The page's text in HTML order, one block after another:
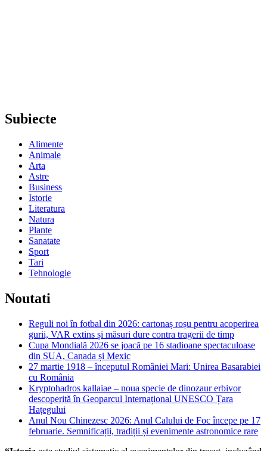
Subiecte
Alimente
Animale
Arta
Astre
Business
Istorie
Literatura
Natura
Plante
Sanatate
Sport
Tari
Tehnologie
Noutati
Reguli noi în fotbal din 2026: cartonaș roșu pentru acoperirea
gurii, VAR extins și măsuri dure contra tragerii de timp
Cupa Mondială 2026 se joacă pe 16 stadioane spectaculoase
din SUA, Canada și Mexic
27 martie 1918 – începutul României Mari: Unirea Basarabiei
cu România
Kryptohadros kallaiae – noua specie de dinozaur erbivor
descoperită în Geoparcul Internațional UNESCO Țara
Hațegului
Anul Nou Chinezesc 2026: Anul Calului de Foc începe pe 17
februarie. Semnificații, tradiții și evenimente astronomice rare